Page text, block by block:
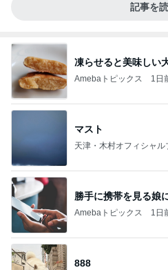
記事を
凍らせると美味しい
Amebaトピックス 1日
マスト
天津・木村オフィシャ
勝手に携帯を見る娘
Amebaトピックス 1日
888